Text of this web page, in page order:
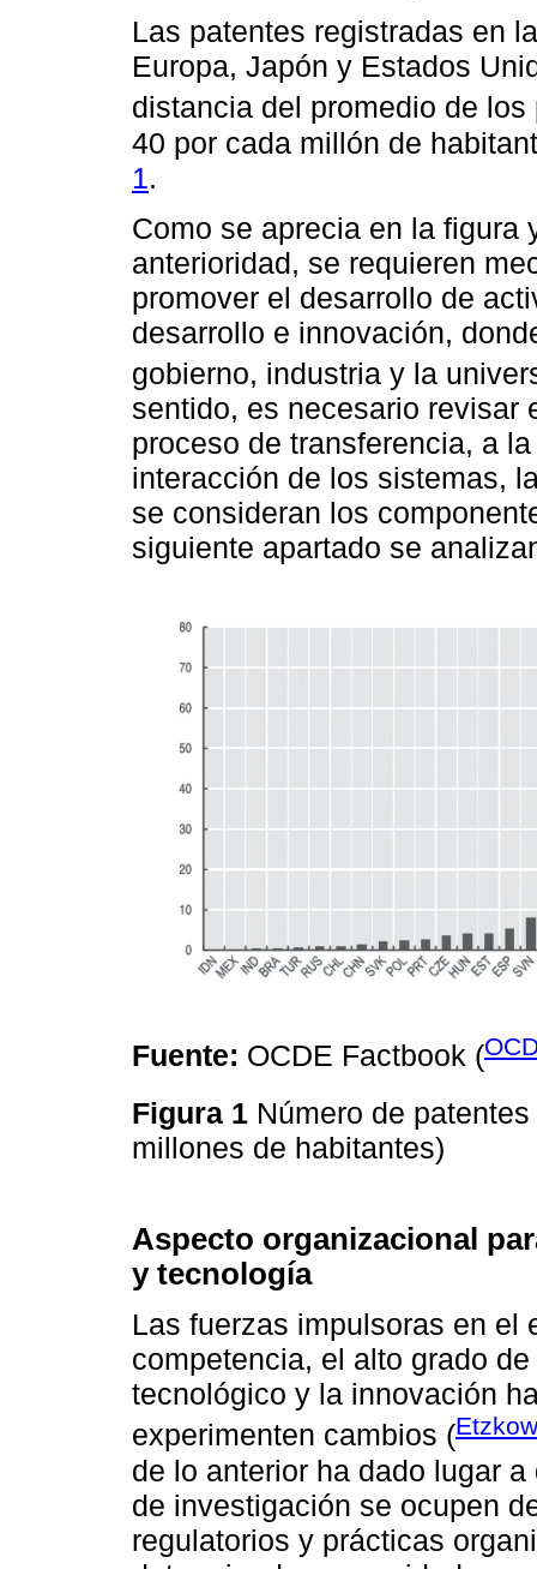
Las patentes registradas en
Europa, Japón y Estados
distancia del promedio de
40 por cada millón de
1.
Como se aprecia en la figura
anterioridad, se requieren
promover el desarrollo de
desarrollo e innovación,
gobierno, industria y la
sentido, es necesario revisar
proceso de transferencia, a
interacción de los sistemas,
se consideran los
siguiente apartado se
Fuente: OCDE Factbook (
Figura 1 Número de
millones de habitantes)
Aspecto organizacional
y tecnología
Las fuerzas impulsoras en el
competencia, el alto grado
tecnológico y la innovación
experimenten cambios (
de lo anterior ha dado lugar
de investigación se ocupen
regulatorios y prácticas